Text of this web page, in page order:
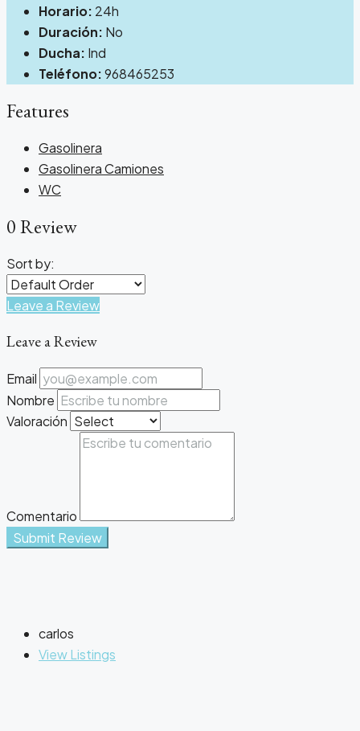
Horario: 24h
Duración: No
Ducha: Ind
Teléfono:968465253
Features
Gasolinera
Gasolinera Camiones
WC
0 Review
Sort by:
Leave a Review
Leave a Review
Email
Nombre
Valoración
Comentario
Submit Review
carlos
View Listings